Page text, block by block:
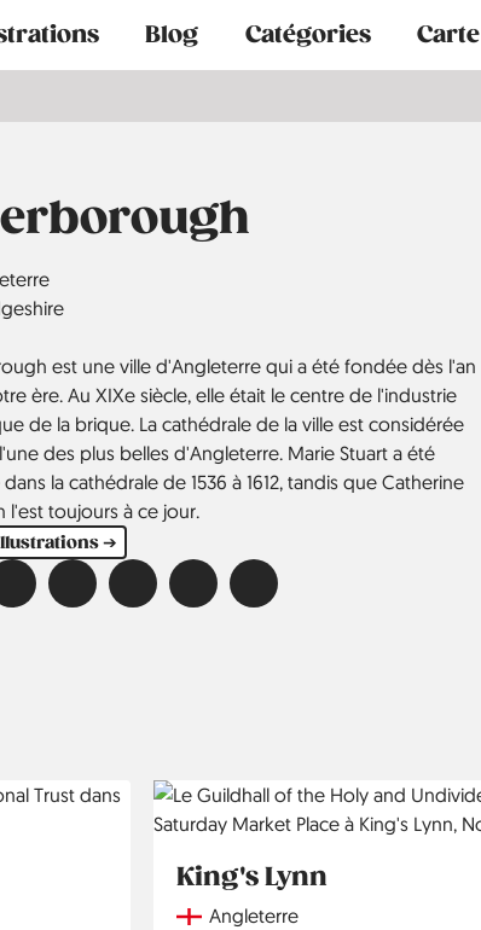
Blog Catégories Carte
est une ville d'Angleterre qui a été fondée dès l'an
ère. Au XIXe siècle, elle était le centre de l'industrie
de la brique. La cathédrale de la ville est considérée
des plus belles d'Angleterre. Marie Stuart a été
la cathédrale de 1536 à 1612, tandis que Catherine
l'est toujours à ce jour.
➔
King's Lynn
CountryAngleterre